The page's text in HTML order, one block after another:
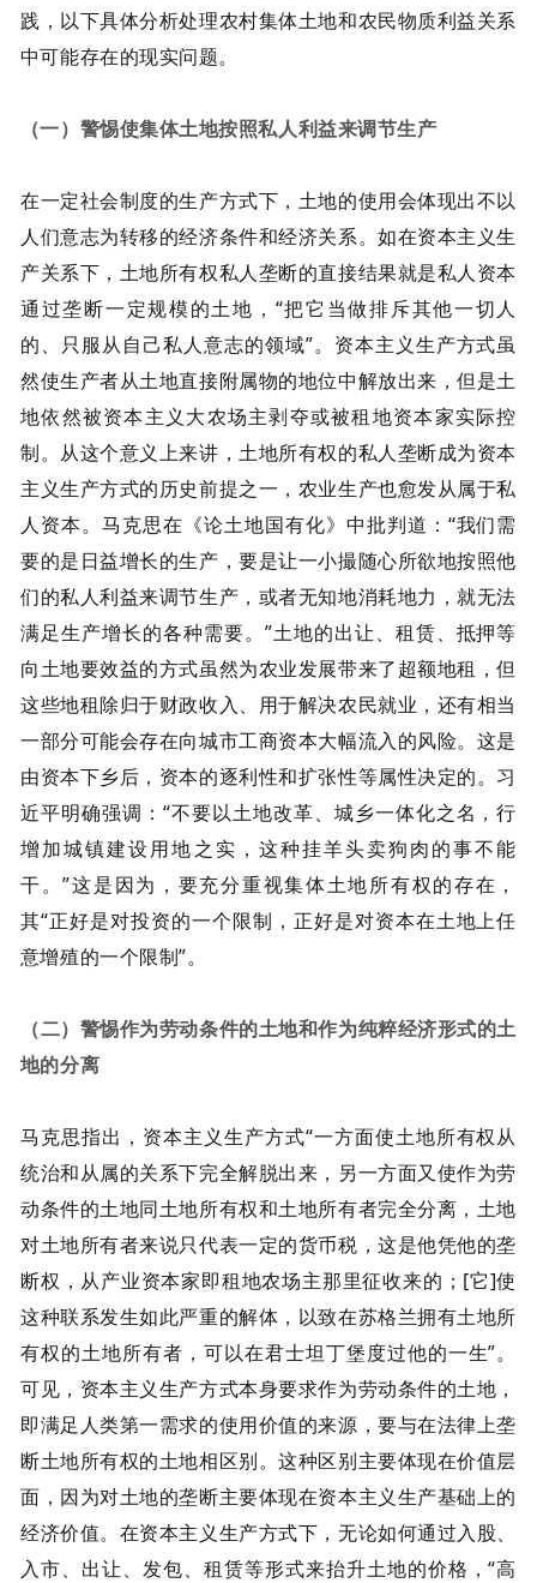
践，以下具体分析处理农村集体土地和农民物质利益关系
中可能存在的现实问题。
（一）警惕使集体土地按照私人利益来调节生产
在一定社会制度的生产方式下，土地的使用会体现出不以
人们意志为转移的经济条件和经济关系。如在资本主义生
产关系下，土地所有权私人垄断的直接结果就是私人资本
通过垄断一定规模的土地，“把它当做排斥其他一切人
的、只服从自己私人意志的领域”。资本主义生产方式虽
然使生产者从土地直接附属物的地位中解放出来，但是土
地依然被资本主义大农场主剥夺或被租地资本家实际控
制。从这个意义上来讲，土地所有权的私人垄断成为资本
主义生产方式的历史前提之一，农业生产也愈发从属于私
人资本。马克思在《论土地国有化》中批判道：“我们需
要的是日益增长的生产，要是让一小撮随心所欲地按照他
们的私人利益来调节生产，或者无知地消耗地力，就无法
满足生产增长的各种需要。”土地的出让、租赁、抵押等
向土地要效益的方式虽然为农业发展带来了超额地租，但
这些地租除归于财政收入、用于解决农民就业，还有相当
一部分可能会存在向城市工商资本大幅流入的风险。这是
由资本下乡后，资本的逐利性和扩张性等属性决定的。习
近平明确强调：“不要以土地改革、城乡一体化之名，行
增加城镇建设用地之实，这种挂羊头卖狗肉的事不能
干。”这是因为，要充分重视集体土地所有权的存在，
其“正好是对投资的一个限制，正好是对资本在土地上任
意增殖的一个限制”。
（二）警惕作为劳动条件的土地和作为纯粹经济形式的土
地的分离
马克思指出，资本主义生产方式“一方面使土地所有权从
统治和从属的关系下完全解脱出来，另一方面又使作为劳
动条件的土地同土地所有权和土地所有者完全分离，土地
对土地所有者来说只代表一定的货币税，这是他凭他的垄
断权，从产业资本家即租地农场主那里征收来的；[它]使
这种联系发生如此严重的解体，以致在苏格兰拥有土地所
有权的土地所有者，可以在君士坦丁堡度过他的一生”。
可见，资本主义生产方式本身要求作为劳动条件的土地，
即满足人类第一需求的使用价值的来源，要与在法律上垄
断土地所有权的土地相区别。这种区别主要体现在价值层
面，因为对土地的垄断主要体现在资本主义生产基础上的
经济价值。在资本主义生产方式下，无论如何通过入股、
入市、出让、发包、租赁等形式来抬升土地的价格，“高